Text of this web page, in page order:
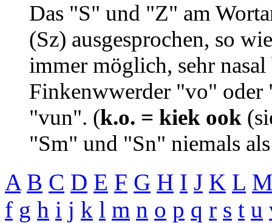
Das "S" und "Z" am
(Sz) ausgesprochen, so
immer möglich, sehr
Finkenwwerder "vo"
"vun". (k.o. = kiek ook
"Sm" und "Sn" niemals
A B C D E F G H I J K L
f g h i j k l m n o p q r s t u